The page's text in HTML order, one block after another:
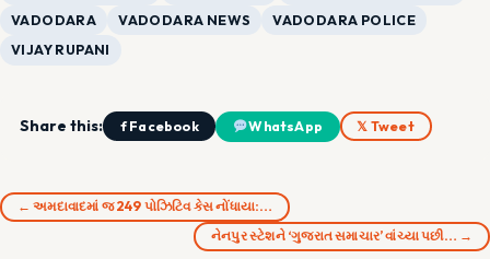
VADODARA
VADODARA NEWS
VADODARA POLICE
VIJAY RUPANI
Share this: f Facebook WhatsApp 𝕏 Tweet
← અમદાવાદમાં જ 249 પોઝિટિવ કેસ નોંધાયા:…
નેનપુર સ્ટેશને ‘ગુજરાત સમાચાર’ વાંચ્યા પછી… →